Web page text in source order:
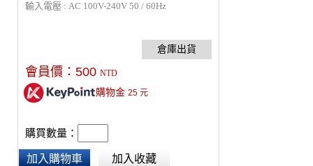
輸入電壓 : AC 100V-240V 50 / 60Hz
會員價： 500 NTD
購物金 25元
購買數量：
加入購物車 加入收藏